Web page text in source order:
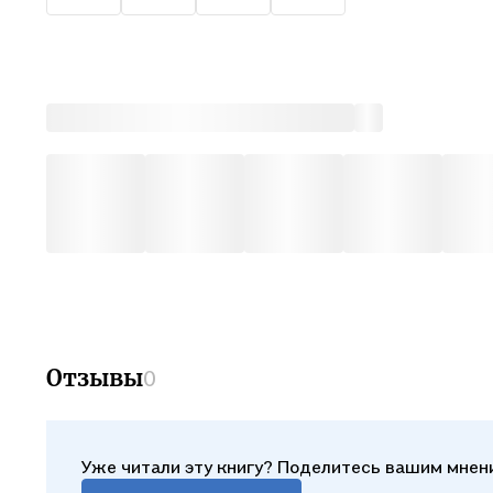
Отзывы0
Уже читали эту книгу? Поделитесь вашим